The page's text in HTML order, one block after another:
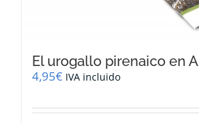
El urogallo pirenaico en
4,95€ IVA incluido